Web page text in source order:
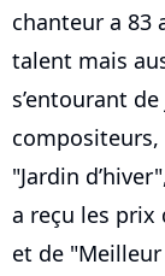
chanteur a 83
talent mais
s’entourant
"Jardin
a reçu les prix
et de "Meilleur